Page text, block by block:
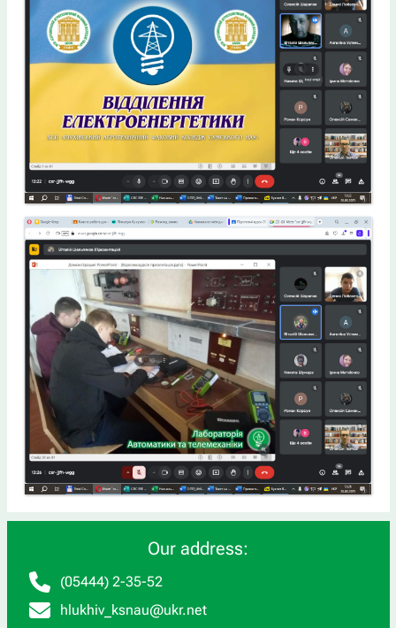
Our address:
(05444) 2-35-52
hlukhiv_ksnau@ukr.net